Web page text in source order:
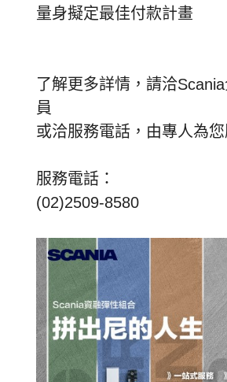
量身擬定最佳付款計畫
了解更多詳情，請洽
員
或洽服務電話，由專人為
服務電話：
(02)2509-8580